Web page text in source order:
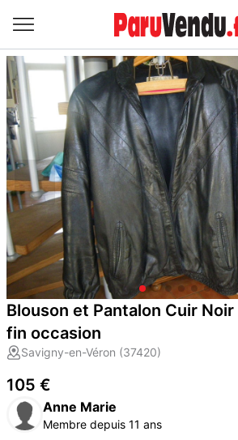
Blouson et Pantalon Cuir
fin occasion
Savigny-en-Véron (37420)
105 €
Anne Marie
Membre depuis 11 ans